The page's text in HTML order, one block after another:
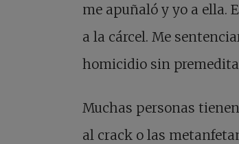
me apuñaló y yo a ella.
a la cárcel. Me
homicidio sin
Muchas personas
al crack o las